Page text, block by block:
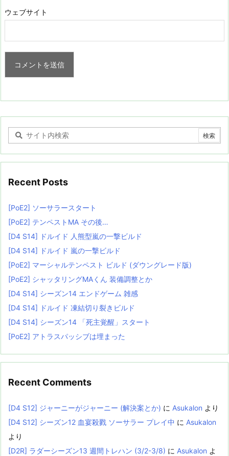
ウェブサイト
Recent Posts
[PoE2] ソーサラースタート
[PoE2] テンペストMA その後…
[D4 S14] ドルイド 人熊型嵐の一撃ビルド
[D4 S14] ドルイド 嵐の一撃ビルド
[PoE2] マーシャルテンペスト ビルド (ダウングレード版)
[PoE2] シャッタリングMAくん 装備調整とか
[D4 S14] シーズン14 エンドゲーム 雑感
[D4 S14] ドルイド 凍結切り裂きビルド
[D4 S14] シーズン14 「死主覚醒」スタート
[PoE2] アトラスパッシブは埋まった
Recent Comments
[D4 S12] ジャーニーがジャーニー (解決案とか) に Asukalon より
[D4 S12] シーズン12 血宴殺戮 ソーサラー プレイ中 に Asukalon
より
[D2R] ラダーシーズン13 週間トレハン (3/2-3/8) に Asukalon よ